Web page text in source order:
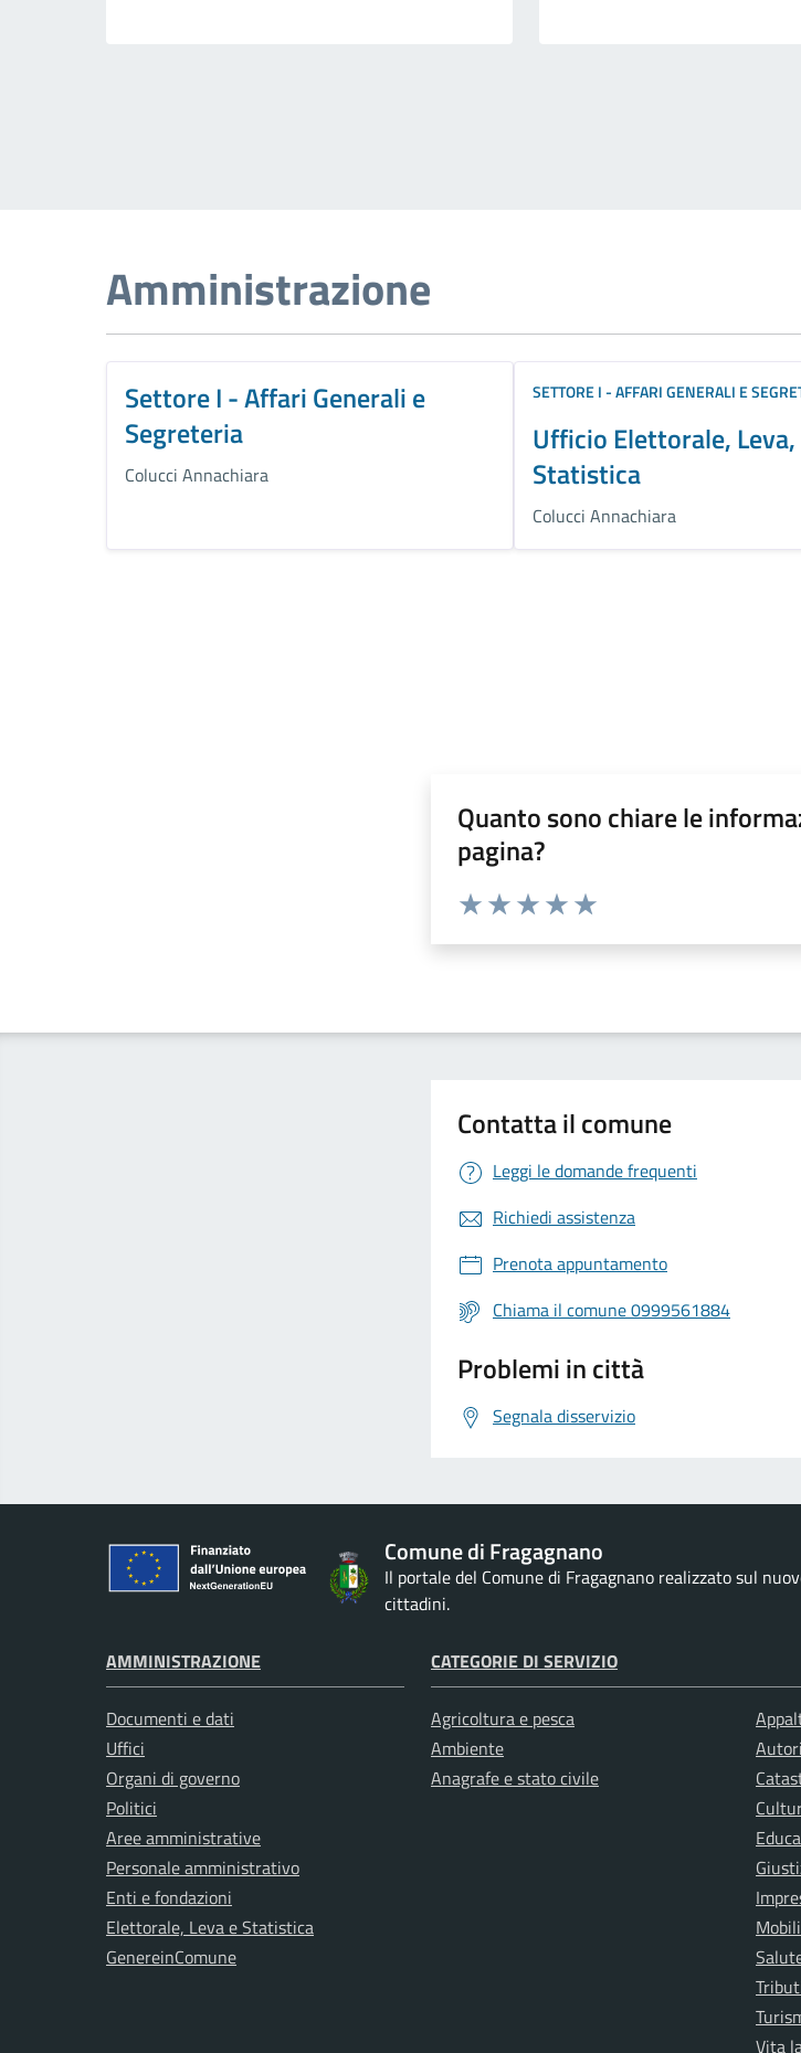
Amministrazione
Settore I - Affari Generali e
Segreteria
Colucci Annachiara
SETTORE I - AFFARI GENERALI E
Ufficio Elettorale, Leva,
Statistica
Colucci Annachiara
Quanto sono chiare le
pagina?
Valuta da 1 a 5 stelle la pagina
Contatta il comune
Leggi le domande frequenti
Richiedi assistenza
Prenota appuntamento
Chiama il comune 0999561884
Problemi in città
Segnala disservizio
Comune di Fragagnano
Il portale del Comune di Fragagnano realizzato sul
cittadini.
AMMINISTRAZIONE
Documenti e dati
Uffici
Organi di governo
Politici
Aree amministrative
Personale amministrativo
Enti e fondazioni
Elettorale, Leva e Statistica
GenereinComune
CATEGORIE DI SERVIZIO
Agricoltura e pesca
Ambiente
Anagrafe e stato civile
Vita